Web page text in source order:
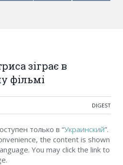
зіграє в
фільмі
DIGEST
только в “Украинский”.
the content is shown
You may click the link to